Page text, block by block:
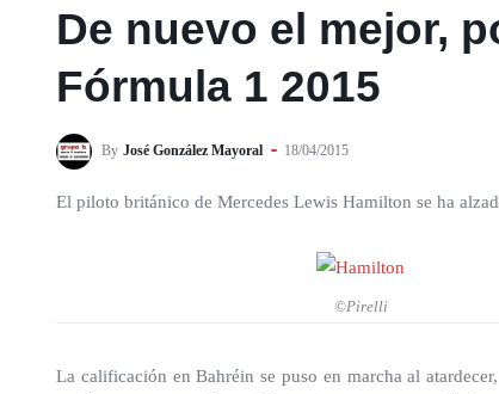
De nuevo el mejor,
Fórmula 1 2015
By José González Mayoral 18/04/2015
El piloto británico de Mercedes Lewis Hamilton se ha
©Pirelli
La calificación en Bahréin se puso en marcha al